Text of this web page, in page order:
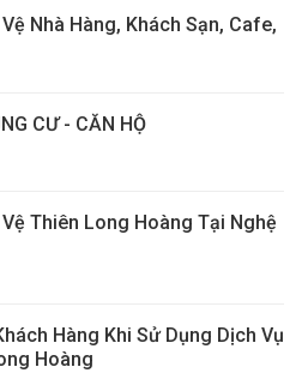
Nhà Hàng, Khách Sạn, Cafe,
CƯ - CĂN HỘ
Vệ Thiên Long Hoàng Tại Nghệ
Hàng Khi Sử Dụng Dịch Vụ
Hoàng